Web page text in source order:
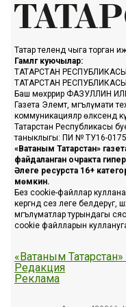
Татар телендә чыга торган
Гамәлгә куючылар:
ТАТАРСТАН
ТАТАРСТАН
Баш мөхәррир ФАЗУЛЛИН
Газета Элемтә, мәгълүмати
коммуникацияләр өлкәсендә
Татарстан Республикасы
таныклыгы: ПИ № ТУ16-
«Ватаным Татарстан»
файдаланган очракта
Әлеге ресурста 16+
мөмкин.
Без cookie-файллар
кергәндә сез әлеге белдерүгә,
мәгълүматлар турындагы
cookie файлларын
«Ватаным
Редакция
Реклама